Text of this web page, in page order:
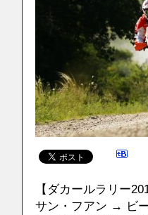
【ダカールラリー
サン・フアン → ビ